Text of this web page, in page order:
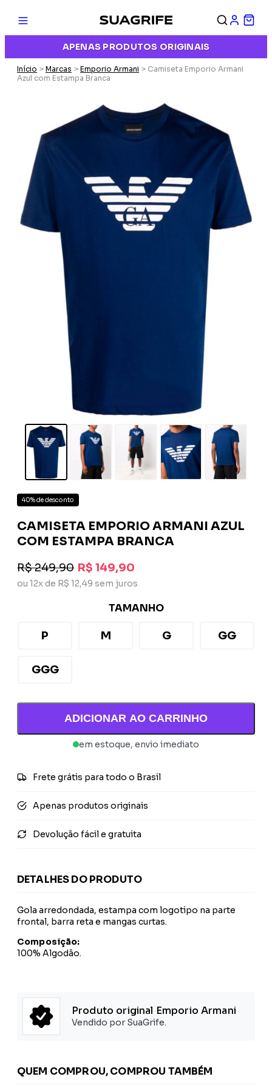
APENAS PRODUTOS ORIGINAIS
Início > Marcas > Emporio Armani > Camiseta Emporio Armani
Azul com Estampa Branca
40% de desconto
CAMISETA EMPORIO ARMANI AZUL
COM ESTAMPA BRANCA
R$ 249,90 R$ 149,90
ou 12x de R$ 12,49 sem juros
TAMANHO
P M G GG
GGG
ADICIONAR AO CARRINHO
em estoque, envio imediato
Frete grátis para todo o Brasil
Apenas produtos originais
Devolução fácil e gratuita
DETALHES DO PRODUTO
Gola arredondada, estampa com logotipo na parte
frontal, barra reta e mangas curtas.
Composição:
100% Algodão.
Produto original Emporio Armani
Vendido por SuaGrife.
QUEM COMPROU, COMPROU TAMBÉM